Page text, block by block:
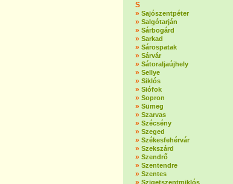
S
» Sajószentpéter
» Salgótarján
» Sárbogárd
» Sarkad
» Sárospatak
» Sárvár
» Sátoraljaújhely
» Sellye
» Siklós
» Siófok
» Sopron
» Sümeg
» Szarvas
» Szécsény
» Szeged
» Székesfehérvár
» Szekszárd
» Szendrő
» Szentendre
» Szentes
» Szigetszentmiklós